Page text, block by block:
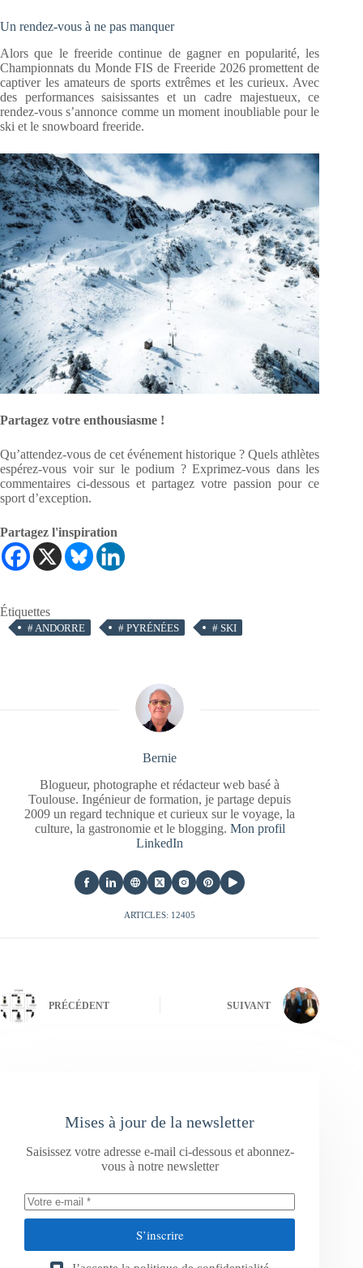
Un rendez-vous à ne pas manquer
Alors que le freeride continue de gagner en popularité, les
Championnats du Monde FIS de Freeride 2026 promettent de
captiver les amateurs de sports extrêmes et les curieux. Avec
des performances saisissantes et un cadre majestueux, ce
rendez-vous s’annonce comme un moment inoubliable pour le
ski et le snowboard freeride.
Partagez votre enthousiasme !
Qu’attendez-vous de cet événement historique ? Quels athlètes
espérez-vous voir sur le podium ? Exprimez-vous dans les
commentaires ci-dessous et partagez votre passion pour ce
sport d’exception.
Partagez l'inspiration
Étiquettes
# ANDORRE # PYRÉNÉES # SKI
Bernie
Blogueur, photographe et rédacteur web basé à
Toulouse. Ingénieur de formation, je partage depuis
2009 un regard technique et curieux sur le voyage, la
culture, la gastronomie et le blogging. Mon profil
LinkedIn
ARTICLES: 12405
PRÉCÉDENT SUIVANT
Mises à jour de la newsletter
Saisissez votre adresse e-mail ci-dessous et abonnez-
vous à notre newsletter
S’inscrire